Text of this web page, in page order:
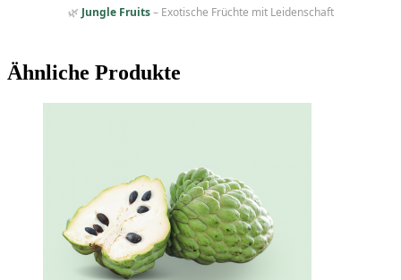
🌿 Jungle Fruits– Exotische Früchte mit Leidenschaft
Ähnliche Produkte